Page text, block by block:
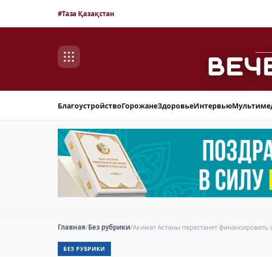
#Таза Қазақстан
БлагоустройствоГорожанеЗдоровьеИнтервью
Главная/Без рубрики/Акимат Астаны перестанет
БЕЗ РУБРИКИ